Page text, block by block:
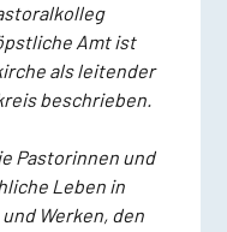
Amt ist
als leitender
beschrieben.
Pastorinnen und
Leben in
Werken, den